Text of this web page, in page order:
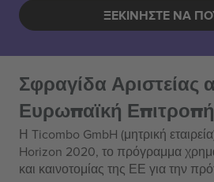
ΞΕΚΙΝΉΣΤΕ ΝΑ
Σφραγίδα Αριστείας
Ευρωπαϊκή Επιτροπή
Η Ticombo GmbH (μητρική
Horizon 2020, το πρόγραμμα
και καινοτομίας της ΕΕ για την